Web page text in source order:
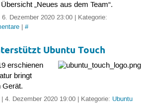
„Neues aus dem Team“.
Dezember 2020 23:00 | Kategorie:
| #
Ubuntu Touch
erschienen
bringt
Gerät.
| 4. Dezember 2020 19:00 | Kategorie: Ubuntu